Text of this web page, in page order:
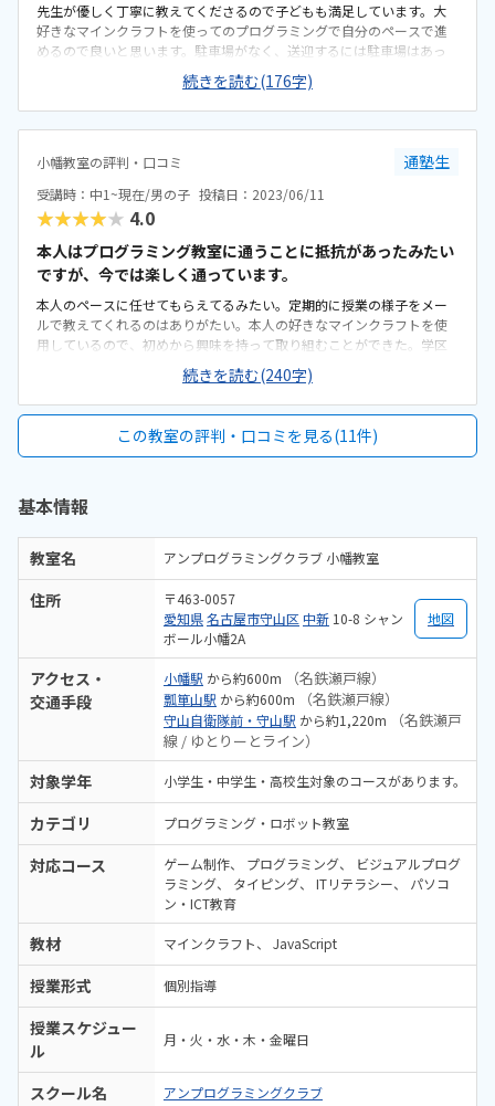
先生が優しく丁寧に教えてくださるので子どもも満足しています。大
好きなマインクラフトを使ってのプログラミングで自分のペースで進
めるので良いと思います。駐車場がなく、送迎するには駐車場はあっ
た方が良いなと思います。他習い事と同じ教室なので、集中して取り
組めているのではと思います。通いやすい値段設定で、グループ内で
の割引があり振替出来るのもいいと思います。
続きを読む(176字)
小幡教室の評判・口コミ 通塾生
受講時：中1~現在/男の子 投稿日：2023/06/11
★★★★★ 4.0
本人はプログラミング教室に通うことに抵抗があったみたい
ですが、今では楽しく通っています。
本人のペースに任せてもらえてるみたい。定期的に授業の様子をメー
ルで教えてくれるのはありがたい。本人の好きなマインクラフトを使
用しているので、初めから興味を持って取り組むことができた。学区
外にあり、自宅から自転車で15分ぐらい掛かる。雨天時は合羽を使用
して通っている。他の学習塾クラスと同じ教室を使用しているが、分
かれて座っている。ヘッドフォンを使用しているので特に気にならな
の他の習い事に比べれば少し高めかもしれない。
続きを読む(240字)
この教室の評判・口コミを見る(11件)
基本情報
教室名 アンプログラミングクラブ 小幡教室
住所
〒463-0057
愛知県名古屋市守山区 中新 10-8 シャン
ボール小幡2A
地図
アクセス・
交通手段
小幡駅 から約600m （名鉄瀬戸線）
瓢箪山駅 から約600m （名鉄瀬戸線）
守山自衛隊前・守山駅 から約1,220m
（名鉄瀬戸
線 / ゆとりーとライン）
対象学年 小学生・中学生・高校生対象のコースがあります。
カテゴリ プログラミング・ロボット教室
対応コース ゲーム制作 プログラミング
ビジュアルプログ
ラミング
タイピング ITリテラシー
パソコ
ン・ICT教育
教材 マインクラフト JavaScript
授業形式 個別指導
授業スケジュー
ル
月・火・水・木・金曜日
スクール名 アンプログラミングクラブ